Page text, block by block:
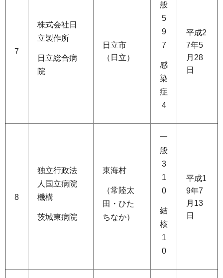
7
株式会社日
立製作所
日立総合病
院
日立市
（日立）
般
5
9
7
感
染
症
4
平成2
7年5
月28
日
8
独立行政法
人国立病院
機構
茨城東病院
東海村
（常陸太
田・ひた
ちなか）
一
般
3
1
0
結
核
1
0
平成1
9年7
月13
日